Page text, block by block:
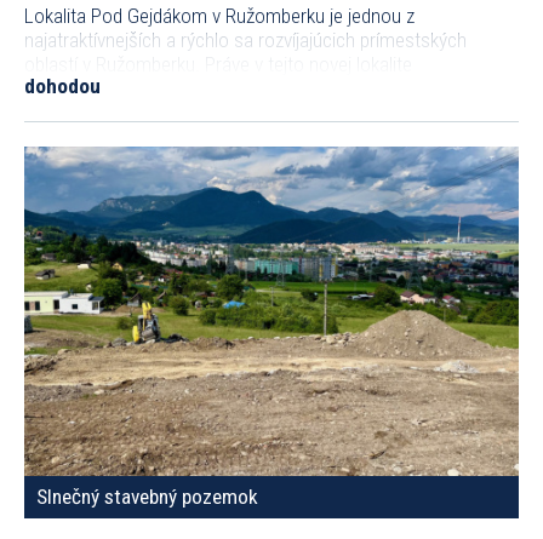
Lokalita Pod Gejdákom v Ružomberku je jednou z
najatraktívnejších a rýchlo sa rozvíjajúcich prímestských
dohodou
Slnečný stavebný pozemok